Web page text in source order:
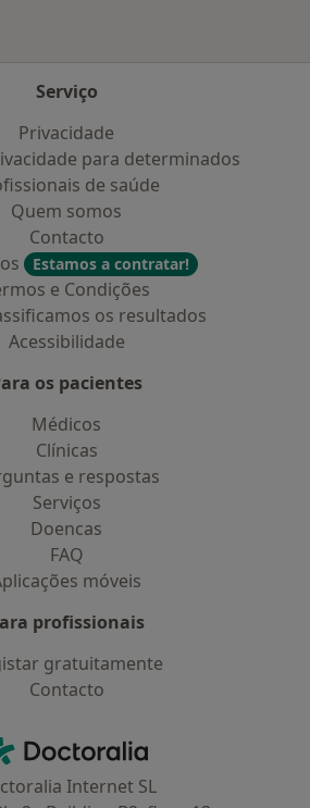
Serviço
Privacidade
para determinados
de saúde
Quem somos
Contacto
Estamos a contratar!
e Condições
os resultados
Acessibilidade
os pacientes
Médicos
Clínicas
e respostas
Serviços
Doencas
FAQ
móveis
profissionais
gratuitamente
Contacto
Doctoralia - Homepage
Internet SL